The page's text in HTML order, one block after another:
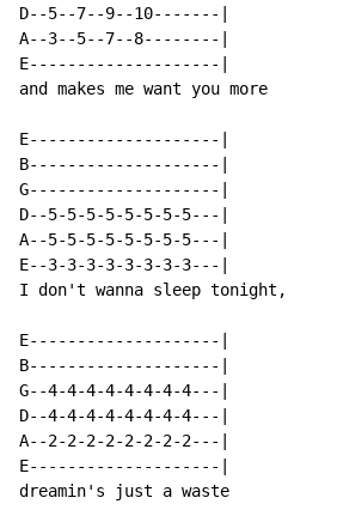
D--5--7--9--10-------|
A--3--5--7--8--------|
E--------------------|
and makes me want you more
E--------------------|
B--------------------|
G--------------------|
D--5-5-5-5-5-5-5-5---|
A--5-5-5-5-5-5-5-5---|
E--3-3-3-3-3-3-3-3---|
I don't wanna sleep tonight,
E--------------------|
B--------------------|
G--4-4-4-4-4-4-4-4---|
D--4-4-4-4-4-4-4-4---|
A--2-2-2-2-2-2-2-2---|
E--------------------|
dreamin's just a waste